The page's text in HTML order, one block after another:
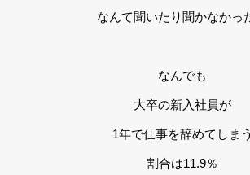
なんて聞いたり聞かなかっ
なんでも
大卒の新入社員が
1年で仕事を辞めてしまう
割合は11.9％